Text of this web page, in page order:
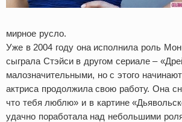
мирное русло.
Уже в 2004 году она исполнила роль
сыграла Стэйси в другом сериале –
малозначительными, но с этого
актриса продолжила свою работу. Она
что тебя люблю» и в картине
удачно поработала над небольшими